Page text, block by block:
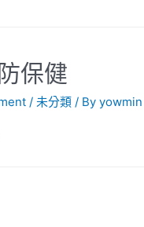
保健
/ 未分類 / By yowmin